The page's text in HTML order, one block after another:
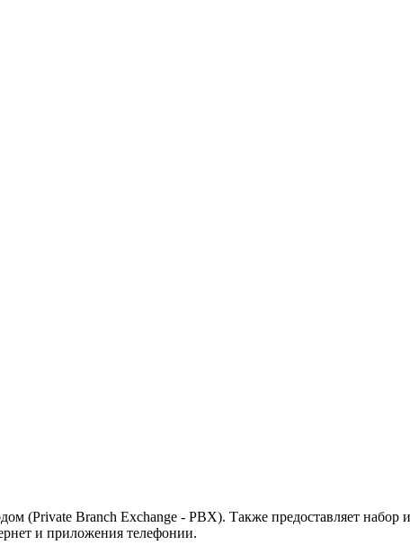
(Private Branch Exchange - PBX). Также предоставляет
и приложения телефонии.